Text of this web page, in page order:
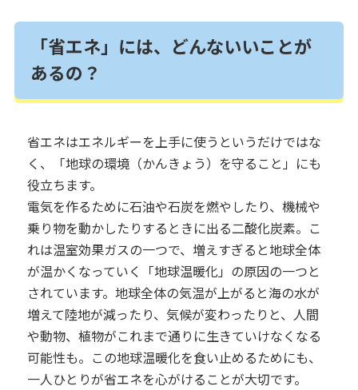
「省エネ」には、どんないいことが
あるの？
省エネはエネルギーを上手に使うというだけではな
く、「地球の環境（かんきょう）を守ること」にも
役立ちます。
電気を作るために石油や石炭を燃やしたり、機械や
乗り物を動かしたりするときに出る二酸化炭素。こ
れは温室効果ガスの一つで、増えすぎると地球全体
が温かくなっていく「地球温暖化」の原因の一つと
されています。地球全体の気温が上がると海の水が
増えて陸地が減ったり、気候が変わったりと、人間
や動物、植物がこれまで通りに生きていけなくなる
可能性も。この地球温暖化を食い止めるためにも、
一人ひとりが省エネを心がけることが大切です。